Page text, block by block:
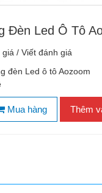
Đèn Led Ô Tô
giá / Viết đánh giá
đèn Led ô tô Aozoom
Mua hàng Thêm